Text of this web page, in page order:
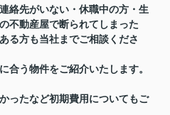
絡先がいない・休職中の方・生
不動産屋で断られてしまった
る方も当社までご相談くださ
合う物件をご紹介いたします。
ったなど初期費用についてもご